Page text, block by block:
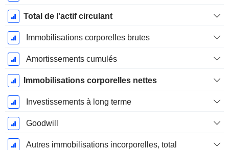
Total de l'actif circulant
Immobilisations corporelles brutes
Amortissements cumulés
Immobilisations corporelles nettes
Investissements à long terme
Goodwill
Autres immobilisations incorporelles, total